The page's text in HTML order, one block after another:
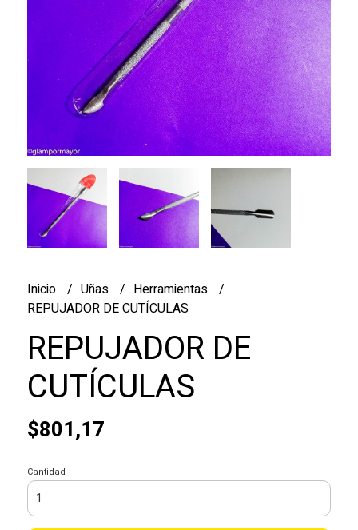
Inicio Uñas
Herramientas
REPUJADOR DE CUTÍCULAS
REPUJADOR DE
CUTÍCULAS
$801,17
Cantidad